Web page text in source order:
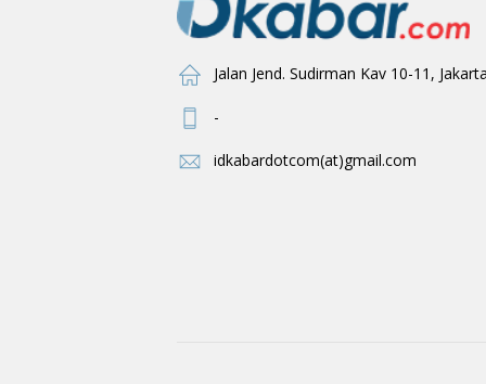
Jalan Jend. Sudirman Kav 10-11,
-
idkabardotcom(at)gmail.com